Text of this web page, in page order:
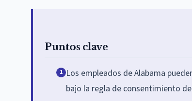
Puntos clave
1 Los empleados de Alabama
bajo la regla de consentimiento